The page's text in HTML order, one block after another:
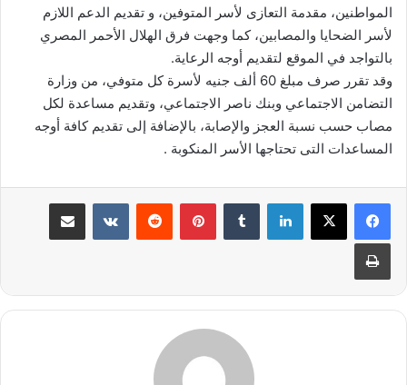
المواطنين، مقدمة التعازى لأسر المتوفين، و تقديم الدعم اللازم
لأسر الضحايا والمصابين، كما وجهت فرق الهلال الأحمر المصري
بالتواجد في الموقع لتقديم أوجه الرعاية.
وقد تقرر صرف مبلغ 60 ألف جنيه لأسرة كل متوفي، من وزارة
التضامن الاجتماعي وبنك ناصر الاجتماعي، وتقديم مساعدة لكل
مصاب حسب نسبة العجز والإصابة، بالإضافة إلى تقديم كافة أوجه
المساعدات التى تحتاجها الأسر المنكوبة .
لينكدإن بينتيريست مشاركة عبر البريد
طباعة